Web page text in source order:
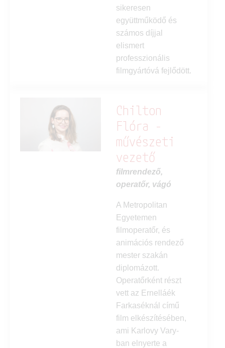
sikeresen
együttműködő és
számos díjjal
elismert
professzionális
filmgyártóvá fejlődött.
Chilton
Flóra -
művészeti
vezető
filmrendező,
operatőr, vágó
A Metropolitan
Egyetemen
filmoperatőr, és
animációs rendező
mester szakán
diplomázott.
Operatőrként részt
vett az Ernelláék
Farkaséknál című
film elkészítésében,
ami Karlovy Vary-
ban elnyerte a